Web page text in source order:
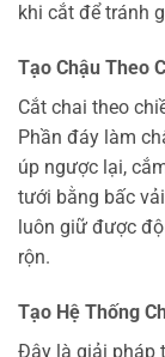
khi cắt để tránh
Tạo Chậu Theo
Cắt chai theo
Phần đáy làm
úp ngược lại,
tưới bằng bấc
luôn giữ được
rộn.
Tạo Hệ Thống
Đây là giải pháp